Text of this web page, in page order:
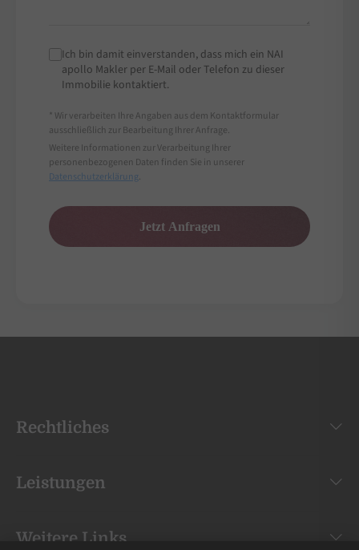
Ich bin damit einverstanden, dass mich ein NAI
apollo Makler per E-Mail oder Telefon zu dieser
Immobilie kontaktiert.
* Wir verarbeiten Ihre Angaben aus dem Kontaktformular
ausschließlich zur Bearbeitung Ihrer Anfrage.
Weitere Informationen zur Verarbeitung Ihrer
personenbezogenen Daten finden Sie in unserer
Datenschutzerklärung.
Rechtliches
Leistungen
Weitere Links